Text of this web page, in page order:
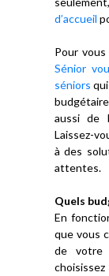
d’accueil
Pour
Sénior
séniors
aussi de
Laissez-
à des
attentes.
Quels
En
que vous
de votre